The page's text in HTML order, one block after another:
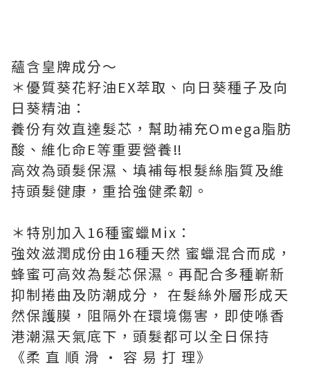
蘊含皇牌成分～
＊優質葵花籽油EX萃取、向日葵種子及向
日葵精油：
養份有效直達髮芯，幫助補充Omega脂肪
酸、維化命E等重要營養‼
高效為頭髮保濕、填補每根髮絲脂質及維
持頭髮健康，重拾強健柔韌。
＊特別加入16種蜜蠟Mix：
強效滋潤成份由16種天然 蜜蠟混合而成，
蜂蜜可高效為髮芯保濕。再配合多種嶄新
抑制捲曲及防潮成分， 在髮絲外層形成天
然保護膜，阻隔外在環境傷害，即使喺香
港潮濕天氣底下，頭髮都可以全日保持
《柔 直 順 滑 · 容 易 打 理》